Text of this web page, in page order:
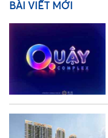
BÀI VIẾT MỚI